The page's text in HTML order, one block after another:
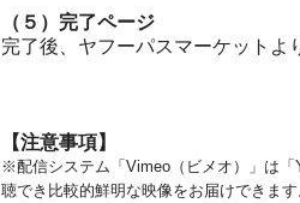
（５）完了ページ
完了後、ヤフーパスマーケットよ
【注意事項】
※配信システム「Vimeo（ビメオ）」は
聴でき比較的鮮明な映像をお届けできます